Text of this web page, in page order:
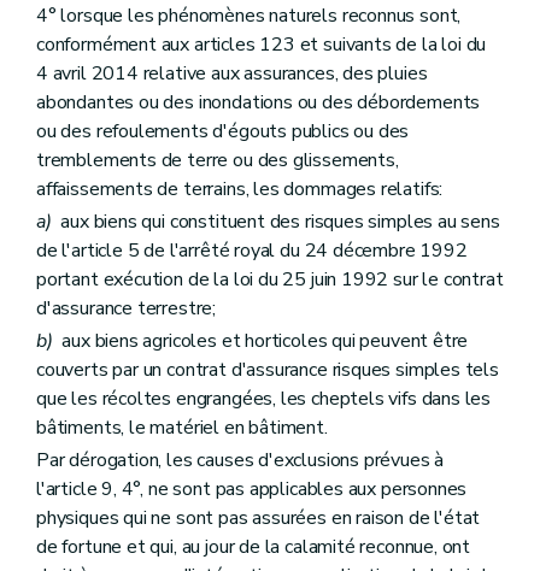
4° lorsque les phénomènes naturels reconnus sont,
conformément aux articles 123 et suivants de la loi du
4 avril 2014 relative aux assurances, des pluies
abondantes ou des inondations ou des débordements
ou des refoulements d'égouts publics ou des
tremblements de terre ou des glissements,
affaissements de terrains, les dommages relatifs:
a) aux biens qui constituent des risques simples au sens
de l'article 5 de l'arrêté royal du 24 décembre 1992
portant exécution de la loi du 25 juin 1992 sur le contrat
d'assurance terrestre;
b) aux biens agricoles et horticoles qui peuvent être
couverts par un contrat d'assurance risques simples tels
que les récoltes engrangées, les cheptels vifs dans les
bâtiments, le matériel en bâtiment.
Par dérogation, les causes d'exclusions prévues à
l'article 9, 4°, ne sont pas applicables aux personnes
physiques qui ne sont pas assurées en raison de l'état
de fortune et qui, au jour de la calamité reconnue, ont